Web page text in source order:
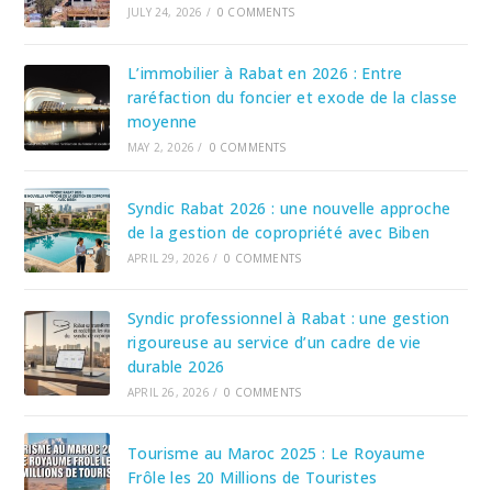
JULY 24, 2026 / 0 COMMENTS
L’immobilier à Rabat en 2026 : Entre
raréfaction du foncier et exode de la classe
moyenne
MAY 2, 2026 / 0 COMMENTS
Syndic Rabat 2026 : une nouvelle approche
de la gestion de copropriété avec Biben
APRIL 29, 2026 / 0 COMMENTS
Syndic professionnel à Rabat : une gestion
rigoureuse au service d’un cadre de vie
durable 2026
APRIL 26, 2026 / 0 COMMENTS
Tourisme au Maroc 2025 : Le Royaume
Frôle les 20 Millions de Touristes